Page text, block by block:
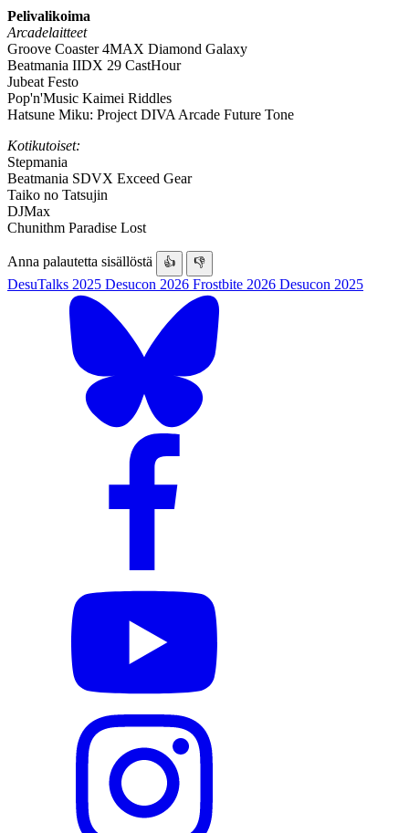
Pelivalikoima
Arcadelaitteet
Groove Coaster 4MAX Diamond Galaxy
Beatmania IIDX 29 CastHour
Jubeat Festo
Pop'n'Music Kaimei Riddles
Hatsune Miku: Project DIVA Arcade Future Tone
Kotikutoiset:
Stepmania
Beatmania SDVX Exceed Gear
Taiko no Tatsujin
DJMax
Chunithm Paradise Lost
Anna palautetta sisällöstä 👍 👎
DesuTalks 2025 Desucon 2026 Frostbite 2026 Desucon 2025